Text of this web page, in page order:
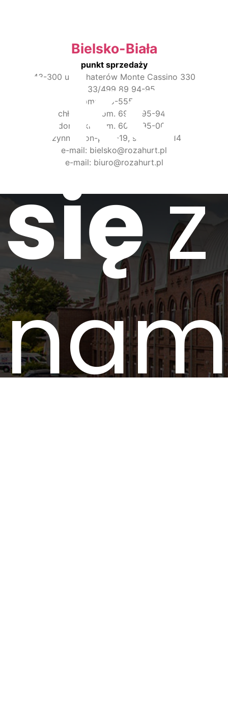
Bielsko-Biała
punkt sprzedaży
43-300 ul. Bohaterów Monte Cassino 330
tel: 33/499 89 94-95
kom: 695-555-158
chłodnia -kom. 697-095-949
doniczki -kom. 607-595-000
czynne: pon-pt: 6-19, sobota: 6-14
e-mail: bielsko@rozahurt.pl
e-mail: biuro@rozahurt.pl
sięz